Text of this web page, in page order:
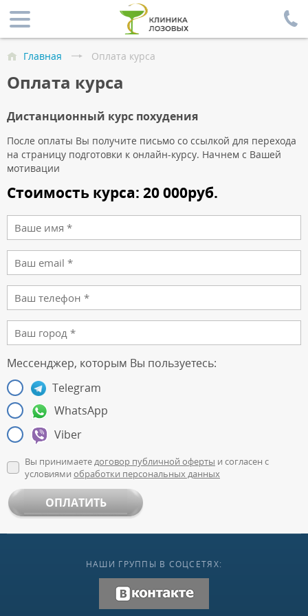
Главная Оплата курса
Оплата курса
Дистанционный курс похудения
После оплаты Вы получите письмо со ссылкой для перехода
на страницу подготовки к онлайн-курсу. Начнем с Вашей
мотивации
Стоимость курса: 20 000руб.
Мессенджер, которым Вы пользуетесь:
Telegram
WhatsApp
Viber
Вы принимаетедоговор публичной оферты и согласен с
условиями обработки персональных данных
ОПЛАТИТЬ
НАШИ ГРУППЫ В СОЦСЕТЯХ: